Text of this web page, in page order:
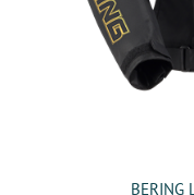
BERING